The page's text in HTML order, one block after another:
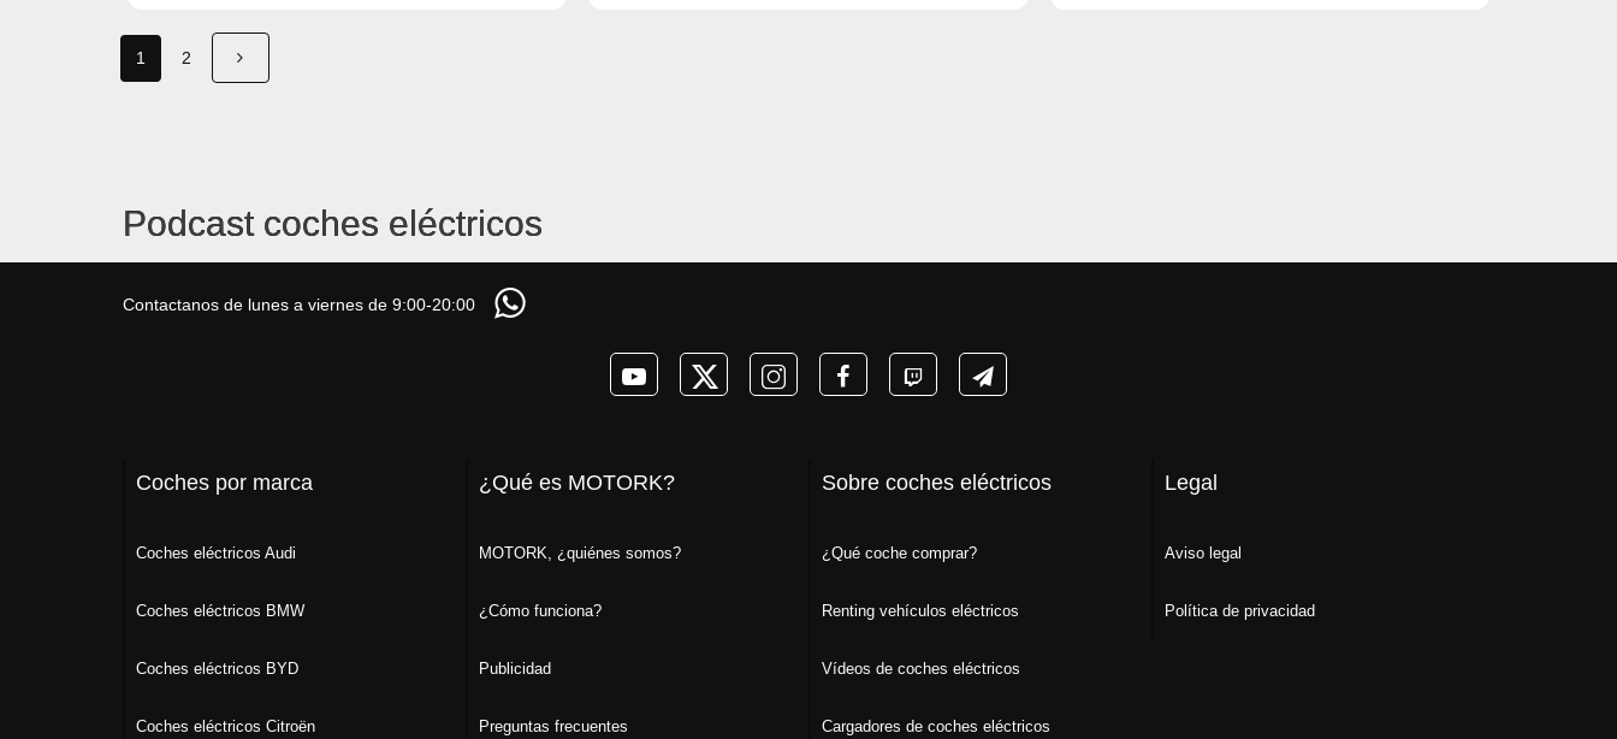
1 2
Podcast coches eléctricos
Contactanos de lunes a viernes de 9:00-20:00
Coches por marca
Coches eléctricos Audi
Coches eléctricos BMW
Coches eléctricos BYD
Coches eléctricos Citroën
¿Qué es MOTORK?
MOTORK, ¿quiénes somos?
¿Cómo funciona?
Publicidad
Preguntas frecuentes
Sobre coches eléctricos
¿Qué coche comprar?
Renting vehículos eléctricos
Vídeos de coches eléctricos
Cargadores de coches eléctricos
Legal
Aviso legal
Política de privacidad